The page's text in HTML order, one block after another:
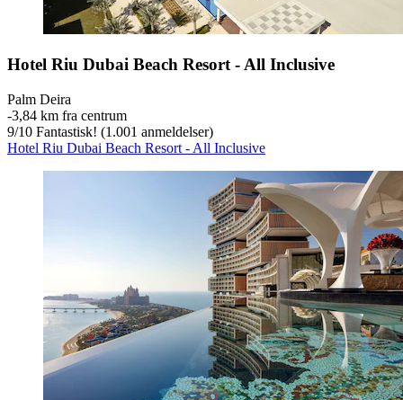
Hotel Riu Dubai Beach Resort - All Inclusive
Palm Deira
‐3,84 km fra centrum
9/10 Fantastisk! (1.001 anmeldelser)
Hotel Riu Dubai Beach Resort - All Inclusive